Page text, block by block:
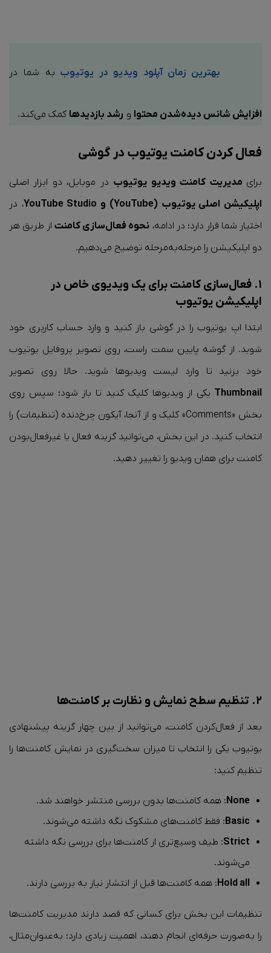
بهترین زمان آپلود ویدیو در یوتیوببه شما در
افزایش شانس دیده‌شدن محتوا و رشد بازدیدها کمک می‌کند.
فعال‌ کردن کامنت یوتیوب در گوشی
برای مدیریت کامنت ویدیو یوتیوب در موبایل، دو ابزار اصلی
اپلیکیشن اصلی یوتیوب (YouTube) و YouTube Studio
، در
اختیار شما قرار دارد؛ در ادامه، نحوه فعال‌سازی کامنتاز طریق هر
دو اپلیکیشن را مرحله‌به‌مرحله توضیح می‌دهیم.
۱. فعال‌سازی کامنت برای یک ویدیوی خاص در
اپلیکیشن یوتیوب
ابتدا اپ یوتیوب را در گوشی باز کنید و وارد حساب کاربری خود
شوید. از گوشه پایین سمت راست، روی تصویر پروفایل یوتیوب
خود بزنید تا وارد لیست ویدیوها شوید. حالا روی تصویر
Thumbnail یکی از ویدیوها کلیک کنید تا باز شود؛ سپس روی
بخش «Comments» کلیک و از آنجا، آیکون چرخ‌دنده (تنظیمات) را
انتخاب کنید. در این بخش، می‌توانید گزینه فعال یا غیرفعال‌بودن
کامنت برای همان ویدیو را تغییر دهید.
۲. تنظیم سطح نمایش و نظارت بر کامنت‌ها
بعد از فعال‌کردن کامنت، می‌توانید از بین چهار گزینه پیشنهادی
یوتیوب یکی را انتخاب تا میزان سخت‌گیری در نمایش کامنت‌ها را
تنظیم کنید:
None: همه کامنت‌ها بدون بررسی منتشر خواهند شد.
Basic: فقط کامنت‌های مشکوک نگه‌ داشته می‌شوند.
Strict: طیف وسیع‌تری از کامنت‌ها برای بررسی نگه‌ داشته
می‌شوند.
Hold all: همه کامنت‌ها قبل از انتشار نیاز به بررسی دارند.
تنظیمات این بخش برای کسانی که قصد دارند مدیریت کامنت‌ها
را به‌صورت حرفه‌ای انجام دهند، اهمیت زیادی دارد؛ به‌عنوان‌مثال،